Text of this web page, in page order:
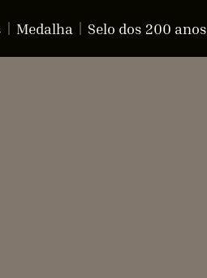
Medalha Selo dos 200 anos